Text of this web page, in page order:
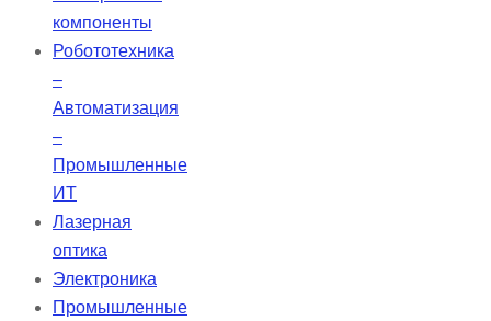
компоненты
Робототехника
–
Автоматизация
–
Промышленные
ИТ
Лазерная
оптика
Электроника
Промышленные